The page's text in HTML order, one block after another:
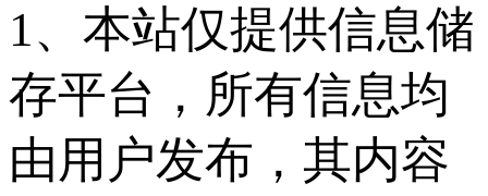
1、本站仅提供信息储
存平台，所有信息均
由用户发布，其内容